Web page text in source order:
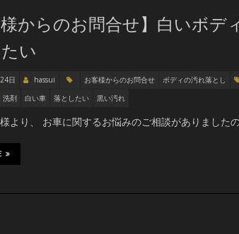
様からのお問合せ】白いボデ
い
日 hassui お客様からのお問合せ ボディの汚れ落とし
洗剤 白い車 落としたい 黒い汚れ
より、 お車に関するお悩みのご相談がありました